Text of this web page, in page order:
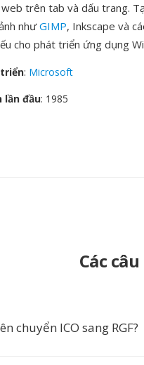
trên tab và dấu trang.
nhưGIMP, Inkscape và
cho phát triển ứng dụng
: Microsoft
lần đầu: 1985
Các
chuyển ICO sang RGF?